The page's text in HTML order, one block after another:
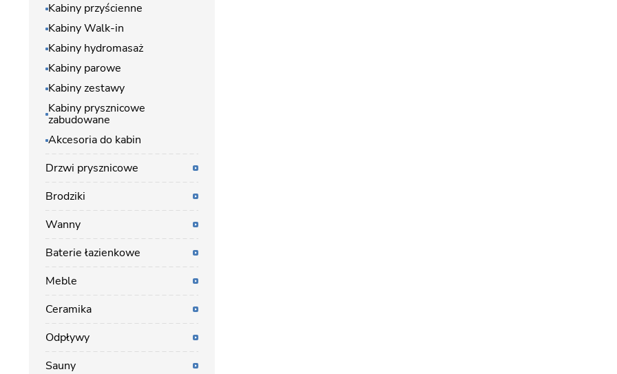
Kabiny przyścienne
Kabiny Walk-in
Kabiny hydromasaż
Kabiny parowe
Kabiny zestawy
Kabiny prysznicowe
zabudowane
Akcesoria do kabin
Drzwi prysznicowe
Brodziki
Wanny
Baterie łazienkowe
Meble
Ceramika
Odpływy
Sauny